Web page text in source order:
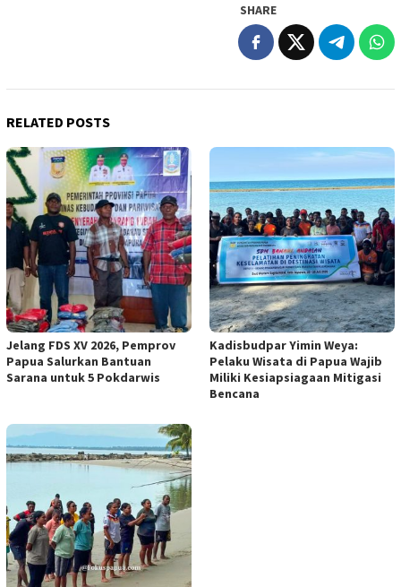
SHARE
RELATED POSTS
Jelang FDS XV 2026, Pemprov
Papua Salurkan Bantuan
Sarana untuk 5 Pokdarwis
Kadisbudpar Yimin Weya:
Pelaku Wisata di Papua Wajib
Miliki Kesiapsiagaan Mitigasi
Bencana